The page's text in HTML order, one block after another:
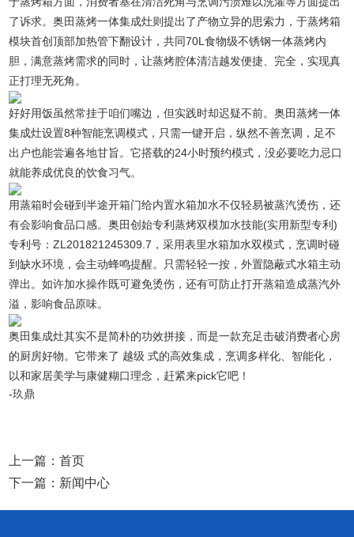
了诉求。奥田蒸烤一体集成灶则提出了产物立异的思索力，于蒸烤箱
模块首创顶部加热管下翻设计，共同70L食物级不锈钢一体蒸烤内
胆，满意蒸烤需求的同时，让蒸烤腔体清洁越发便捷、完全，实现真
正打理无死角。
好好用饭虽然常挂于咱们嘴边，但实践时却迟疑不前。奥田蒸烤一体
集成灶设置8种智能烹调模式，只需一键开启，纵然不善烹调，足不
出户也能尝遍各地甘旨。它搭载的24小时预约模式，没必要吃力忌口
就能养成优良的饮食习气。
用蒸箱时会碰到半途开箱门给内置水箱加水不仅轻易被蒸汽烫伤，还
有会影响食品口感。奥田创始专利蒸烤双模加水技能(实用新型专利)
专利号：ZL201821245309.7，采用表里水箱加水双模式，烹调时碰
到缺水环境，会主动蜂鸣提醒。只需轻轻一按，外置隐蔽式水箱主动
弹出。如许加水操作既可避免烫伤，还有可防止打开蒸箱造成蒸汽外
溢，影响食品原味。
奥田集成灶其实不是简朴的功效拼接，而是一款充足击破消费者心房
的厨房好物。它带来了 越级 式的高效集成，烹调多样化、智能化，
以和家居美学与康健糊口理念，赶紧来pick它吧！
-玖鼎
上一篇：首页
下一篇： 新闻中心